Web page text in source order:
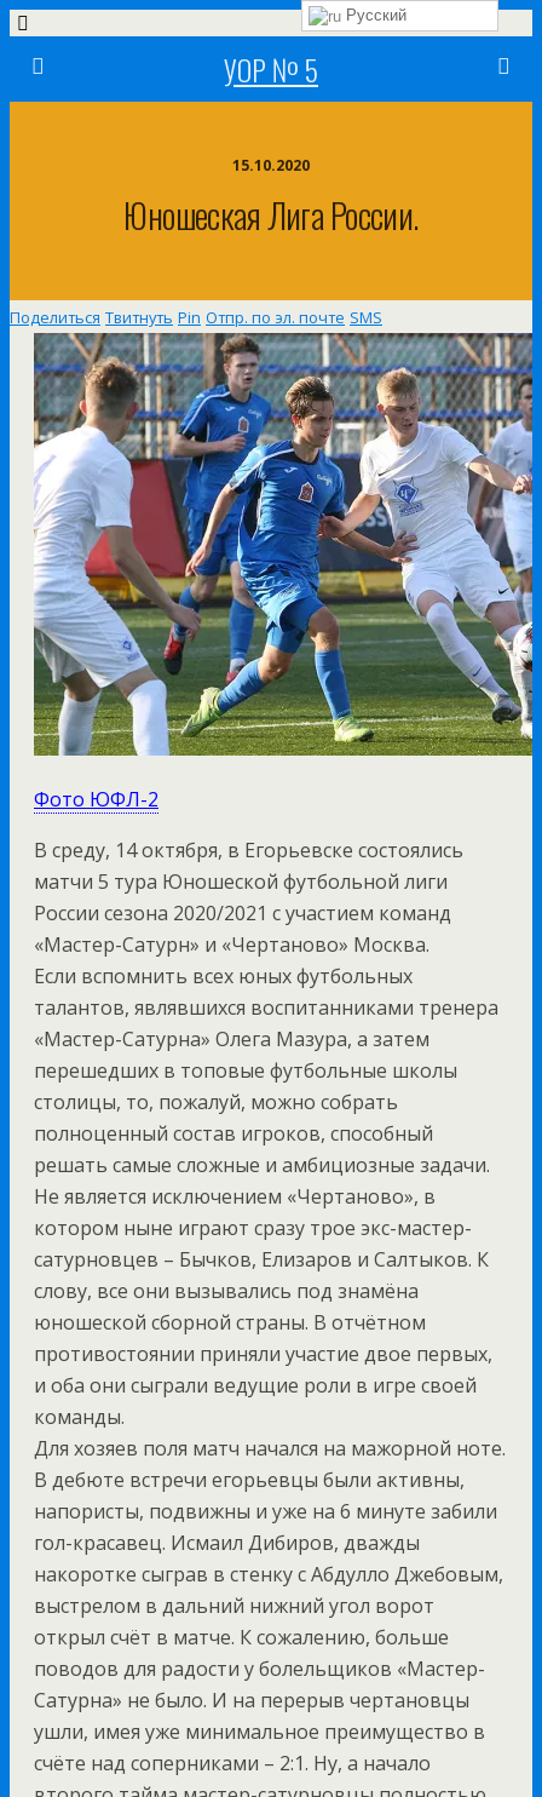
УОР № 5
15.10.2020
Юношеская Лига России.
Поделиться Твитнуть Pin Отпр. по эл. почте SMS
Фото ЮФЛ-2
В среду, 14 октября, в Егорьевске состоялись
матчи 5 тура Юношеской футбольной лиги
России сезона 2020/2021 с участием команд
«Мастер-Сатурн» и «Чертаново» Москва.
Если вспомнить всех юных футбольных
талантов, являвшихся воспитанниками тренера
«Мастер-Сатурна» Олега Мазура, а затем
перешедших в топовые футбольные школы
столицы, то, пожалуй, можно собрать
полноценный состав игроков, способный
решать самые сложные и амбициозные задачи.
Не является исключением «Чертаново», в
котором ныне играют сразу трое экс-мастер-
сатурновцев – Бычков, Елизаров и Салтыков. К
слову, все они вызывались под знамёна
юношеской сборной страны. В отчётном
противостоянии приняли участие двое первых,
и оба они сыграли ведущие роли в игре своей
команды.
Для хозяев поля матч начался на мажорной ноте.
В дебюте встречи егорьевцы были активны,
напористы, подвижны и уже на 6 минуте забили
гол-красавец. Исмаил Дибиров, дважды
накоротке сыграв в стенку с Абдулло Джебовым,
выстрелом в дальний нижний угол ворот
открыл счёт в матче. К сожалению, больше
поводов для радости у болельщиков «Мастер-
Сатурна» не было. И на перерыв чертановцы
ушли, имея уже минимальное преимущество в
счёте над соперниками – 2:1. Ну, а начало
Русский